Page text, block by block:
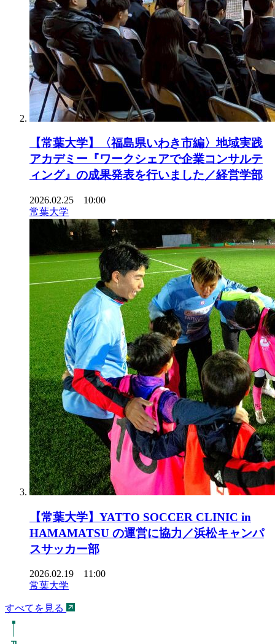
【常葉大学】〈福島県いわき市編〉地域実践
アカデミー『ワークシェアで企業コンサルテ
ィング』の成果発表を行いました／経営学部
2026.02.25 10:00
常葉大学
【常葉大学】YATTO SOCCER CLINIC in
HAMAMATSU の運営に協力／浜松キャンパ
スサッカー部
2026.02.19 11:00
常葉大学
すべてを見る